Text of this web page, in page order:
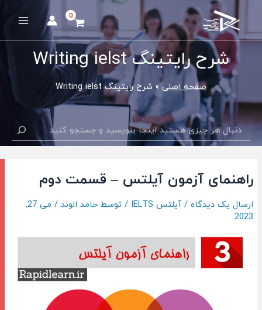
محتوا
شرح رایتینگ Writing ielst
صفحه اصلی شرح رایتینگ Writing ielst
جستجو
راهنمای آزمون آیلتس – قسمت دوم
ارسال یک دیدگاه /آیلتس IELTS / توسطحامد الوند/
می 27,
2023